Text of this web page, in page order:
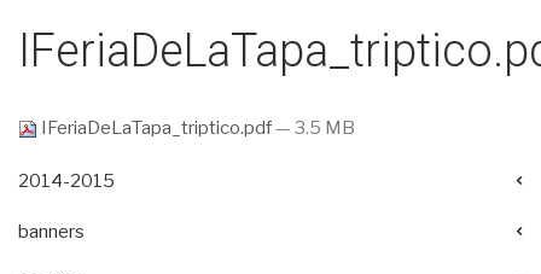
IFeriaDeLaTapa_triptico.pdf— 3.5 MB
2014-2015
banners